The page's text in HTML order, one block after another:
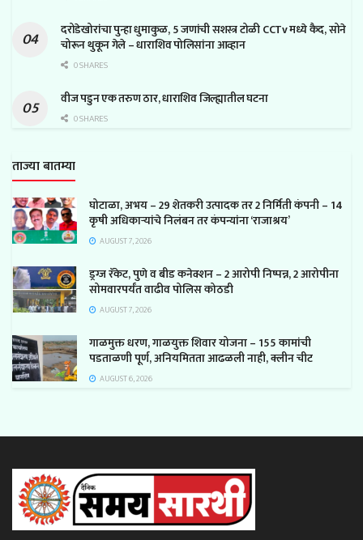
दरोडेखोरांचा पुन्हा धुमाकुळ, 5 जणांची सशस्त्र टोळी CCTv मध्ये कैद, सोने
चोरून थुकून गेले – धाराशिव पोलिसांना आव्हान
0 SHARES
वीज पडुन एक तरुण ठार, धाराशिव जिल्ह्यातील घटना
0 SHARES
ताज्या बातम्या
घोटाळा, अभय – 29 शेतकरी उत्पादक तर 2 निर्मिती कंपनी – 14
कृषी अधिकाऱ्यांचे निलंबन तर कंपन्यांना ‘राजाश्रय’
AUGUST 7, 2026
ड्रग्ज रॅकेट, पुणे व बीड कनेक्शन – 2 आरोपी निष्पन्न, 2 आरोपीना
सोमवारपर्यंत वाढीव पोलिस कोठडी
AUGUST 7, 2026
गाळमुक्त धरण, गाळयुक्त शिवार योजना – 155 कामांची
पडताळणी पूर्ण, अनियमितता आढळली नाही, क्लीन चीट
AUGUST 6, 2026